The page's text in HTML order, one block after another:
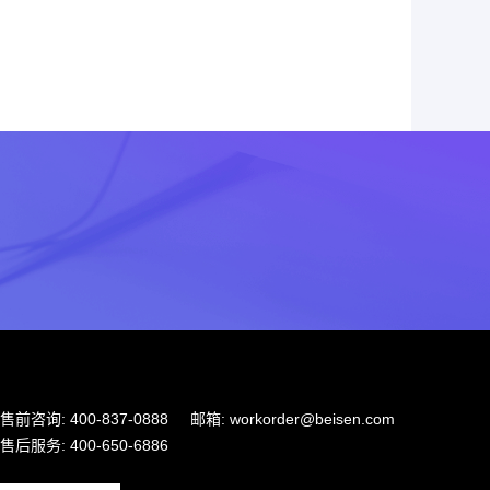
售前咨询: 400-837-0888
售后服务: 400-650-6886
邮箱: workorder@beisen.com